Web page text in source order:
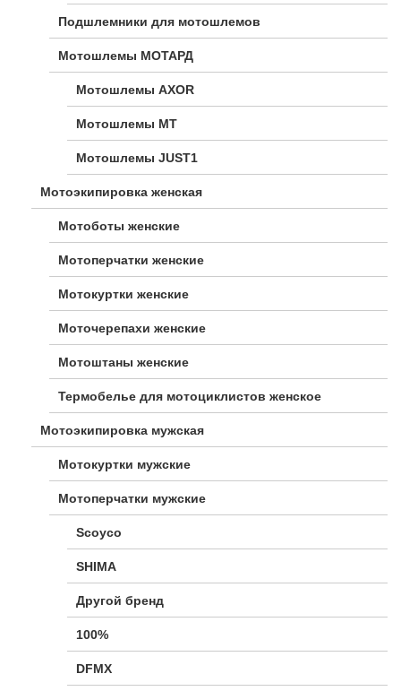
Подшлемники для мотошлемов
Мотошлемы МОТАРД
Мотошлемы AXOR
Мотошлемы MT
Мотошлемы JUST1
Мотоэкипировка женская
Мотоботы женские
Мотоперчатки женские
Мотокуртки женские
Моточерепахи женские
Мотоштаны женские
Термобелье для мотоциклистов женское
Мотоэкипировка мужская
Мотокуртки мужские
Мотоперчатки мужские
Scoyco
SHIMA
Другой бренд
100%
DFMX